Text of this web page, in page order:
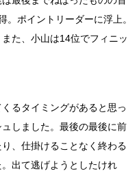
ポイントリーダーに浮上。
た、小山は14位でフィニッ
るタイミングがあると思っ
しました。最後の最後に前
、仕掛けることなく終わる
出て逃げようとしたけれ